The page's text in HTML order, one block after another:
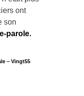
ont
parole.
– Vingt55